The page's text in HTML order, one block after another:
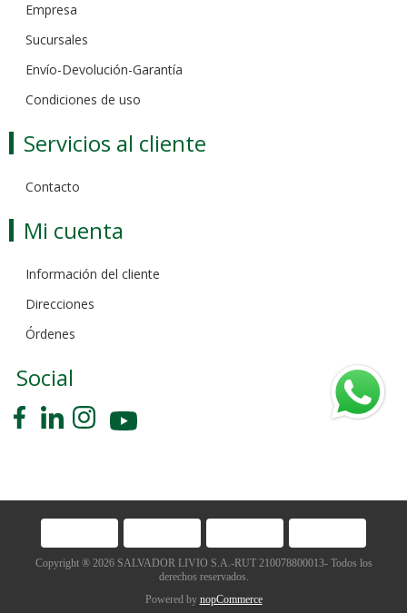
Empresa
Sucursales
Envío-Devolución-Garantía
Condiciones de uso
Servicios al cliente
Contacto
Mi cuenta
Información del cliente
Direcciones
Órdenes
Social
Copyright ® 2026 SALVADOR LIVIO S.A.-RUT 210078800013- Todos los
derechos reservados.
Powered by nopCommerce